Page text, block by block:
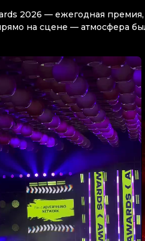
2026 — ежегодная
на сцене — атмосфера